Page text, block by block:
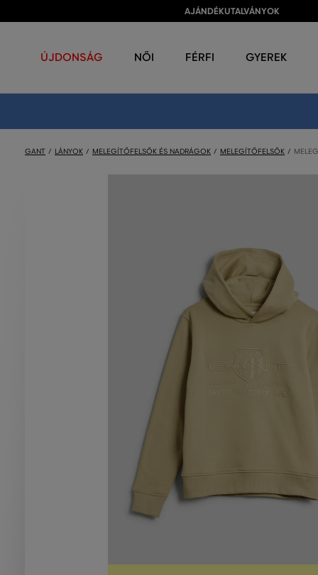
AJÁNDÉKUTALVÁNYOK
ÚJDONSÁG NŐI FÉRFI GYEREK
GANT LÁNYOK MELEGÍTŐFELSŐK ÉS NADRÁGOK MELEGÍTŐFELSŐK